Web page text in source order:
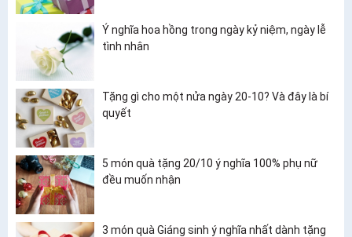
Ý nghĩa hoa hồng trong ngày kỷ niệm, ngày lễ
tình nhân
Tặng gì cho một nửa ngày 20-10? Và đây là bí
quyết
5 món quà tặng 20/10 ý nghĩa 100% phụ nữ
đều muốn nhận
3 món quà Giáng sinh ý nghĩa nhất dành tặng